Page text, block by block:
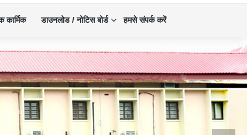
कार्मिक डाउनलोड / नोटिस बोर्ड हमसे संपर्क करें